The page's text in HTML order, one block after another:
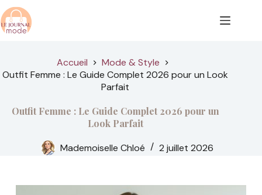
Passer
au
contenu
Accueil
Mode & Style
Outfit Femme : Le Guide Complet 2026 pour un Look
Parfait
Outfit Femme : Le Guide Complet 2026 pour un
Look Parfait
Mademoiselle Chloé
2 juillet 2026